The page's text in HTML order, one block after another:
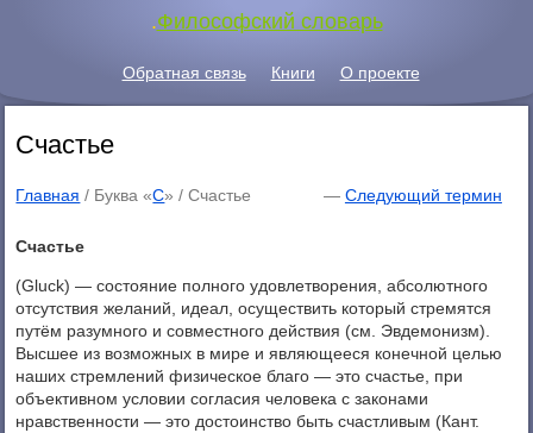
.Философский словарь
Обратная связь Книги О проекте
Счастье
Главная / Буква «С» /Счастье — Следующий термин
Счастье
(Gluck) — состояние полного удовлетворения, абсолютного
отсутствия желаний, идеал, осуществить который стремятся
путём разумного и совместного действия (см. Эвдемонизм).
Высшее из возможных в мире и являющееся конечной целью
наших стремлений физическое благо — это счастье, при
объективном условии согласия человека с законами
нравственности — это достоинство быть счастливым (Кант.